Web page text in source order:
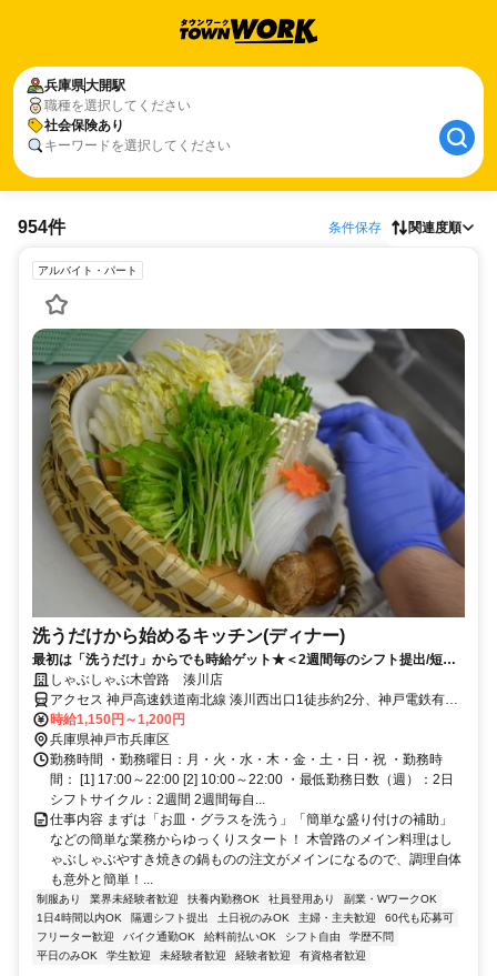
兵庫県大開駅
職種を選択してください
社会保険あり
キーワードを選択してください
954件 条件保存 関連度順
アルバイト・パート
洗うだけから始めるキッチン(ディナー)
最初は「洗うだけ」からでも時給ゲット★＜2週間毎のシフト提出/短時
間2h～/週2日～＞
しゃぶしゃぶ木曽路 湊川店
アクセス 神戸高速鉄道南北線 湊川西出口1徒歩約2分、神戸電鉄有馬
線 湊川西出口1徒歩約2分、神戸市営西神・山手線 湊川公園西出口1
徒歩約2分 湊川駅徒歩2分
時給1,150円～1,200円
兵庫県神戸市兵庫区
勤務時間 ・勤務曜日：月・火・水・木・金・土・日・祝 ・勤務時
間： [1] 17:00～22:00 [2] 10:00～22:00 ・最低勤務日数（週）：2日
シフトサイクル：2週間 2週間毎自...
仕事内容 まずは「お皿・グラスを洗う」「簡単な盛り付けの補助」
などの簡単な業務からゆっくりスタート！ 木曽路のメイン料理はし
ゃぶしゃぶやすき焼きの鍋ものの注文がメインになるので、調理自体
も意外と簡単！...
制服あり 業界未経験者歓迎 扶養内勤務OK 社員登用あり
副業・WワークOK
1日4時間以内OK
隔週シフト提出 土日祝のみOK 主婦・主夫歓迎
60代も応募可
フリーター歓迎
バイク通勤OK 給料前払いOK シフト自由
学歴不問
平日のみOK
学生歓迎 未経験者歓迎 経験者歓迎 有資格者歓迎